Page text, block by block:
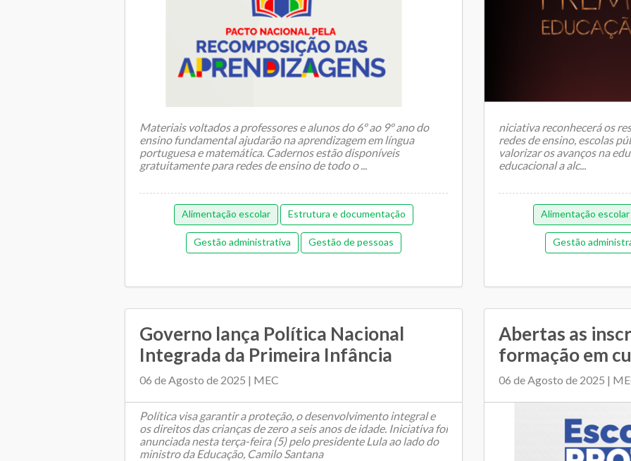
Materiais voltados a professores e alunos do 6º ao 9º ano do
ensino fundamental ajudarão na aprendizagem em língua
portuguesa e matemática. Cadernos estão disponíveis
gratuitamente para redes de ensino de todo o ...
Alimentação escolar Estrutura e documentação
Gestão administrativa Gestão de pessoas
Pedagógica Plano Municipal de Educação
Regime de colaboração Relacionamento entre SME e escolas
Transporte escolar
niciativa reconhecerá os
redes de ensino, escolas
valorizar os avanços na
educacional a alc...
Alimentação escolar
Gestão
Pedagógica
Regime de colaboração
Governo lança Política Nacional
Integrada da Primeira Infância
06 de Agosto de 2025 | MEC
Política visa garantir a proteção, o desenvolvimento integral e
os direitos das crianças de zero a seis anos de idade. Iniciativa foi
anunciada nesta terça-feira (5) pelo presidente Lula ao lado do
ministro da Educação, Camilo Santana
Abertas as
formação em
06 de Agosto de 2025 |